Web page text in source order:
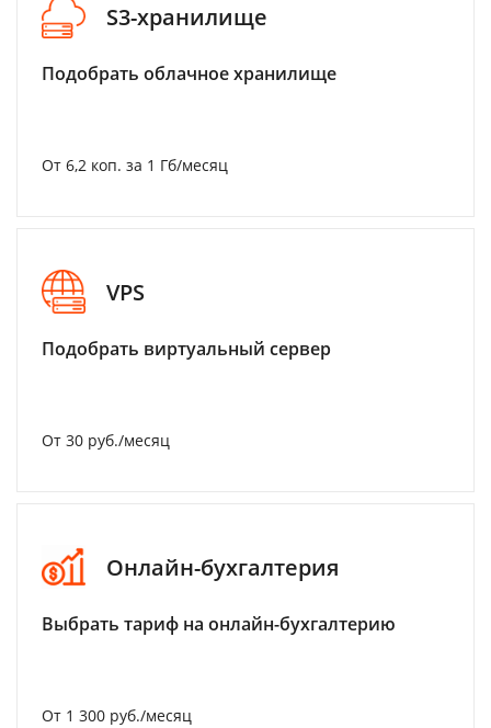
S3-хранилище
Подобрать облачное хранилище
От 6,2 коп. за 1 Гб/месяц
VPS
Подобрать виртуальный сервер
От 30 руб./месяц
Онлайн-бухгалтерия
Выбрать тариф на онлайн-бухгалтерию
От 1 300 руб./месяц